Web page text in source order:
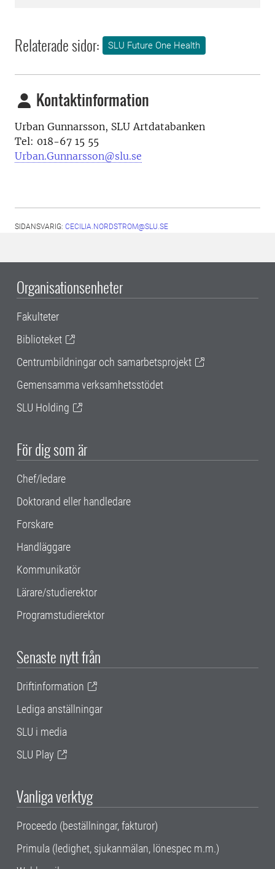
Relaterade sidor: SLU Future One Health
Kontaktinformation
Urban Gunnarsson, SLU Artdatabanken
Tel: 018-67 15 55
Urban.Gunnarsson@slu.se
SIDANSVARIG: CECILIA.NORDSTROM@SLU.SE
Organisationsenheter
Fakulteter
Biblioteket
Centrumbildningar och samarbetsprojekt
Gemensamma verksamhetsstödet
SLU Holding
För dig som är
Chef/ledare
Doktorand eller handledare
Forskare
Handläggare
Kommunikatör
Lärare/studierektor
Programstudierektor
Senaste nytt från
Driftinformation
Lediga anställningar
SLU i media
SLU Play
Vanliga verktyg
Proceedo (beställningar, fakturor)
Primula (ledighet, sjukanmälan, lönespec m.m.)